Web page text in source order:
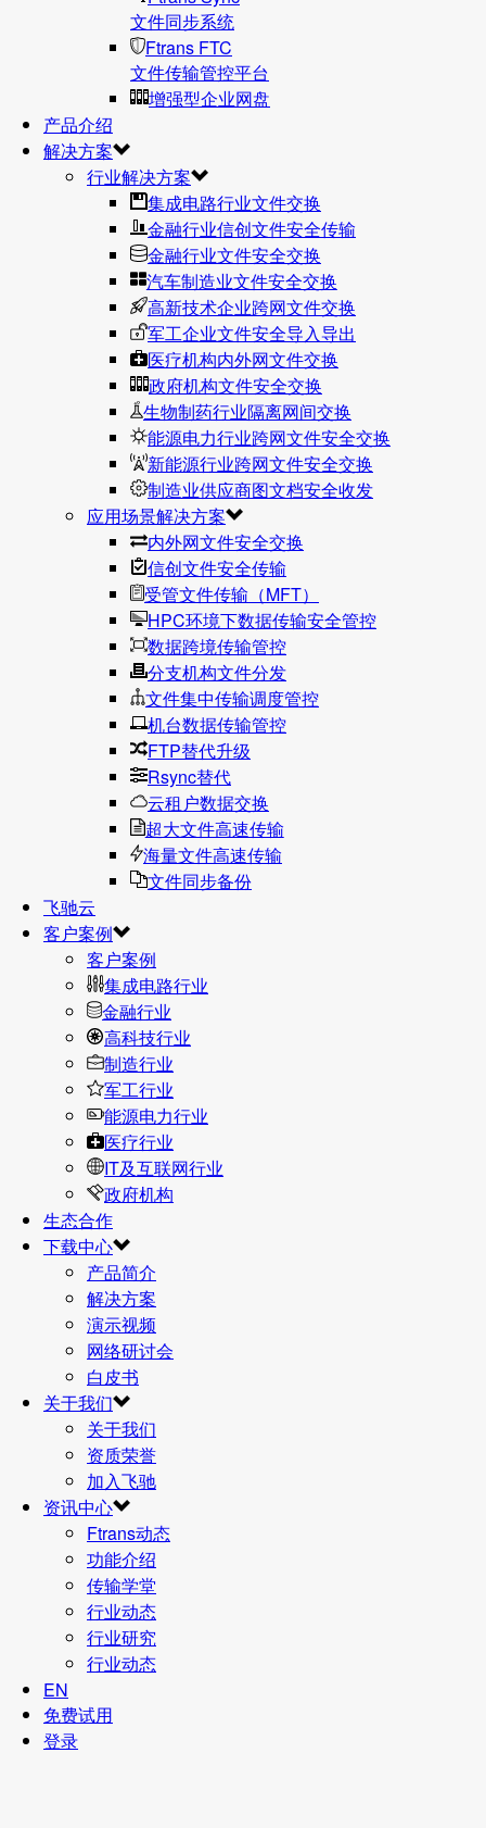
文件同步系统
Ftrans FTC
文件传输管控平台
增强型企业网盘
产品介绍
解决方案
行业解决方案
集成电路行业文件交换
金融行业信创文件安全传输
金融行业文件安全交换
汽车制造业文件安全交换
高新技术企业跨网文件交换
军工企业文件安全导入导出
医疗机构内外网文件交换
政府机构文件安全交换
生物制药行业隔离网间交换
能源电力行业跨网文件安全交换
新能源行业跨网文件安全交换
制造业供应商图文档安全收发
应用场景解决方案
内外网文件安全交换
信创文件安全传输
受管文件传输（MFT）
HPC环境下数据传输安全管控
数据跨境传输管控
分支机构文件分发
文件集中传输调度管控
机台数据传输管控
FTP替代升级
Rsync替代
云租户数据交换
超大文件高速传输
海量文件高速传输
文件同步备份
飞驰云
客户案例
客户案例
集成电路行业
金融行业
高科技行业
制造行业
军工行业
能源电力行业
医疗行业
IT及互联网行业
政府机构
生态合作
下载中心
产品简介
解决方案
演示视频
网络研讨会
白皮书
关于我们
关于我们
资质荣誉
加入飞驰
资讯中心
Ftrans动态
功能介绍
传输学堂
行业动态
行业研究
行业动态
EN
免费试用
登录